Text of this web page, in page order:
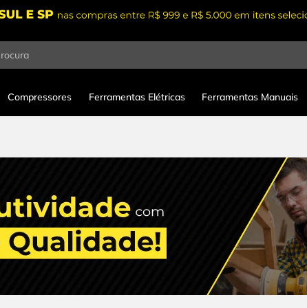
Compressores Ferramentas Elétricas Ferramentas Manuais